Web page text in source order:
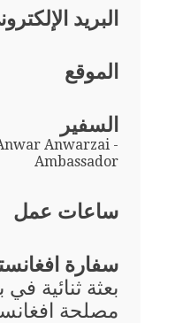
البريد
الموقع
السفير
Anwarzai -
Ambassador
ساعات عمل
سفارة
بعثة ثنائية في
مصلحة